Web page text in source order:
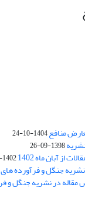
منافع1404-10-24
1398-09-26
از آبان ماه 1402 1402-08-01
جنگل و فرآورده
مقاله در نشریه جنگل و